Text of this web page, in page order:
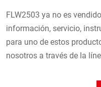
FLW2503 ya no es
información, servicio,
para uno de estos
nosotros a través de la